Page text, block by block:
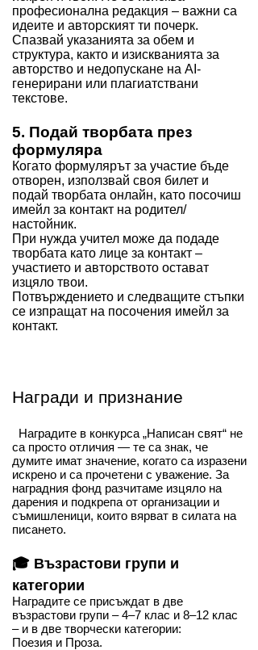
професионална редакция – важни са
идеите и авторският ти почерк.
Спазвай указанията за обем и
структура, както и изискванията за
авторство и недопускане на AI-
генерирани или плагиатствани
текстове.
5. Подай творбата през
формуляра
Когато формулярът за участие бъде
отворен, използвай своя билет и
подай творбата онлайн, като посочиш
имейл за контакт на родител/
настойник.
При нужда учител може да подаде
творбата като лице за контакт –
участието и авторството остават
изцяло твои.
Потвърждението и следващите стъпки
се изпращат на посочения имейл за
контакт.
Награди и признание
Наградите в конкурса „Написан свят“ не
са просто отличия — те са знак, че
думите имат значение, когато са изразени
искрено и са прочетени с уважение. За
наградния фонд разчитаме изцяло на
дарения и подкрепа от организации и
съмишленици, които вярват в силата на
писането.
🎓 Възрастови групи и
категории
Наградите се присъждат в две
възрастови групи – 4–7 клас и 8–12 клас
– и в две творчески категории:
Поезия и Проза.